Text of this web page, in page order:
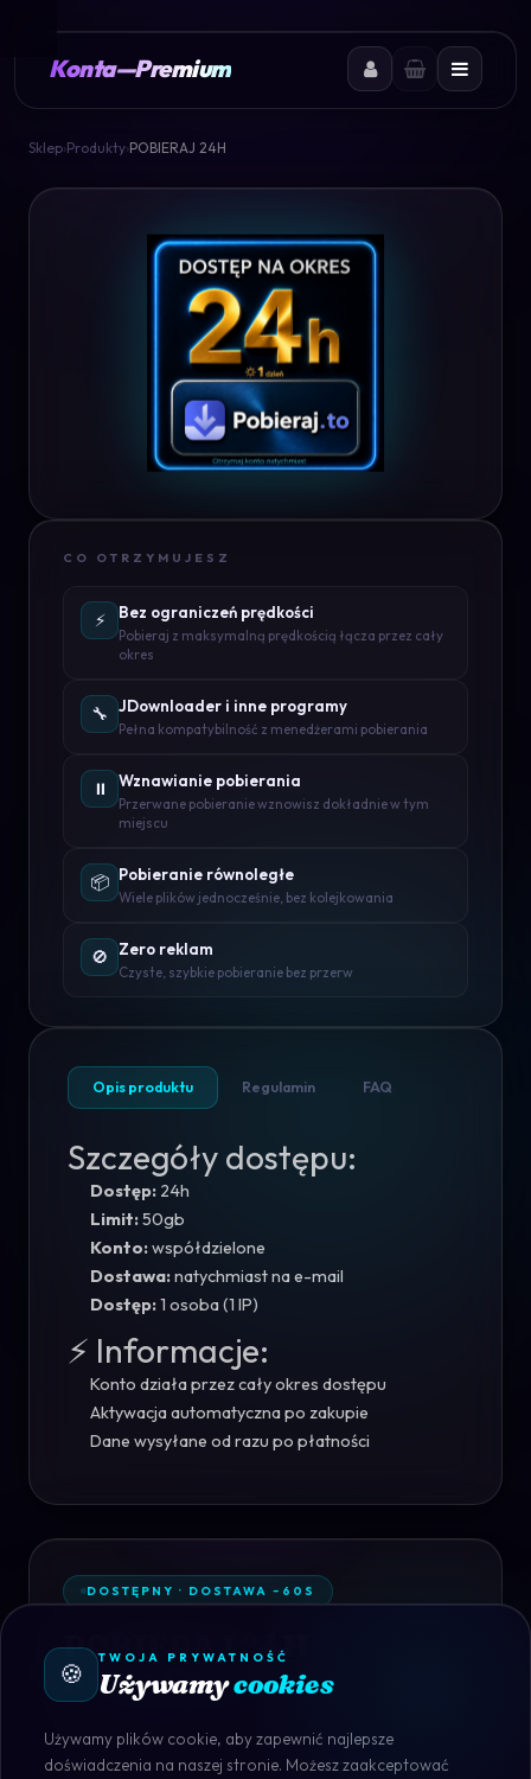
Konta—Premium
Sklep›Produkty›POBIERAJ 24H
CO OTRZYMUJESZ
⚡ Bez ograniczeń prędkości
Pobieraj z maksymalną prędkością łącza przez cały
okres
🔧 JDownloader i inne programy
Pełna kompatybilność z menedżerami pobierania
⏸️ Wznawianie pobierania
Przerwane pobieranie wznowisz dokładnie w tym
miejscu
📦 Pobieranie równoległe
Wiele plików jednocześnie, bez kolejkowania
🚫 Zero reklam
Czyste, szybkie pobieranie bez przerw
Opis produktu Regulamin FAQ
Szczegóły dostępu:
Dostęp: 24h
Limit:50gb
Konto:współdzielone
Dostawa:natychmiast na e-mail
Dostęp:1 osoba (1 IP)
⚡ Informacje:
Konto działa przez cały okres dostępu
Aktywacja automatyczna po zakupie
Dane wysyłane od razu po płatności
DOSTĘPNY · DOSTAWA ~60S
POBIERAJ 24H
Konto Premium
oficjalnego dostawcy.
🍪
TWOJA PRYWATNOŚĆ
Używamycookies
Używamy plików cookie, aby zapewnić najlepsze
doświadczenia na naszej stronie. Możesz zaakceptować